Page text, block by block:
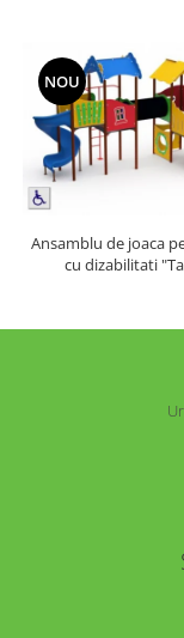
NOU
Ansamblu de joaca
cu dizabilitati